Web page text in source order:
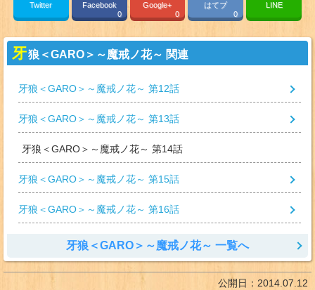
Twitter
Facebook
0
Google+
0
はてブ
0
LINE
牙狼＜GARO＞～魔戒ノ花～ 関連
牙狼＜GARO＞～魔戒ノ花～ 第12話
牙狼＜GARO＞～魔戒ノ花～ 第13話
牙狼＜GARO＞～魔戒ノ花～ 第14話
牙狼＜GARO＞～魔戒ノ花～ 第15話
牙狼＜GARO＞～魔戒ノ花～ 第16話
牙狼＜GARO＞～魔戒ノ花～ 一覧へ
公開日： 2014.07.12